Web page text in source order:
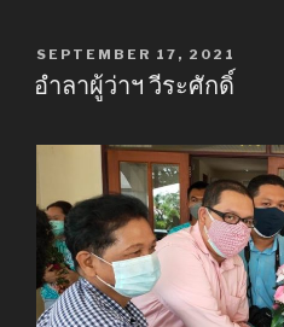
POSTED
ON
SEPTEMBER 17, 2021
อำลาผู้ว่าฯ วีระศักดิ์